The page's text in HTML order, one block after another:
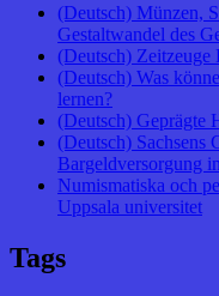
(Deutsch) Münzen,
Gestaltwandel des
(Deutsch) Zeitzeuge
(Deutsch) Was
lernen?
(Deutsch) Geprägte
(Deutsch) Sachsens
Bargeldversorgung
Numismatiska och
Uppsala universitet
Tags